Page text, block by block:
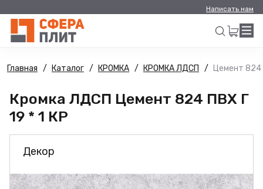
Написать нам
Искать
Главная Каталог КРОМКА КРОМКА ЛДСП Цемент 824
Кромка ЛДСП Цемент 824 ПВХ Г
19 * 1 КР
Декор